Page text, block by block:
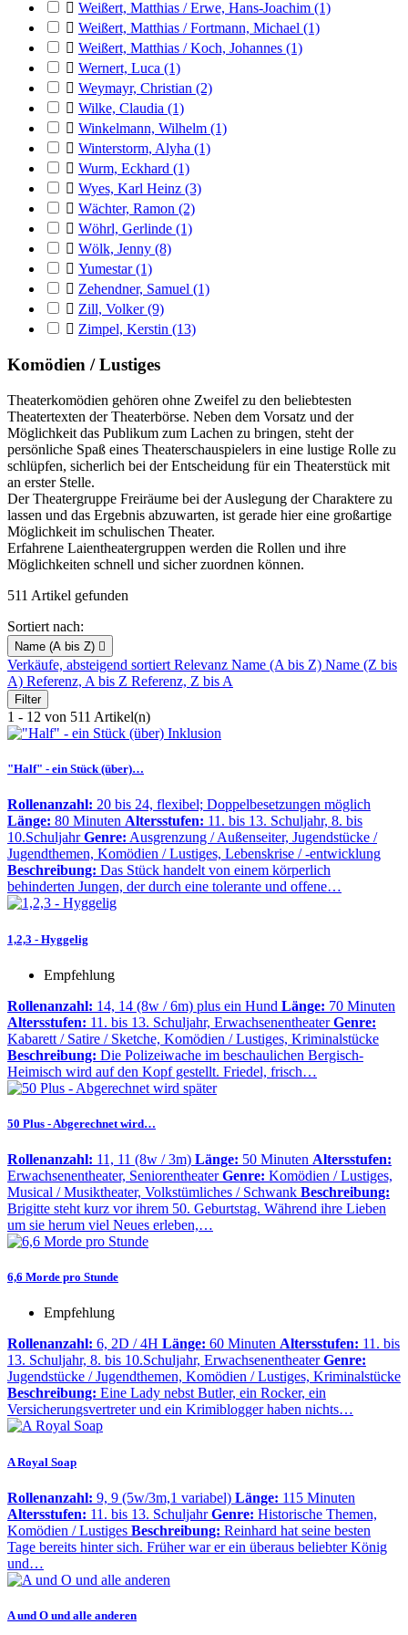
 Weißert, Matthias / Erwe, Hans-Joachim (1)
 Weißert, Matthias / Fortmann, Michael (1)
 Weißert, Matthias / Koch, Johannes (1)
 Wernert, Luca (1)
 Weymayr, Christian (2)
 Wilke, Claudia (1)
 Winkelmann, Wilhelm (1)
 Winterstorm, Alyha (1)
 Wurm, Eckhard (1)
 Wyes, Karl Heinz (3)
 Wächter, Ramon (2)
 Wöhrl, Gerlinde (1)
 Wölk, Jenny (8)
 Yumestar(1)
 Zehendner, Samuel (1)
 Zill, Volker(9)
 Zimpel, Kerstin (13)
Komödien / Lustiges
Theaterkomödien gehören ohne Zweifel zu den beliebtesten
Theatertexten der Theaterbörse. Neben dem Vorsatz und der
Möglichkeit das Publikum zum Lachen zu bringen, steht der
persönliche Spaß eines Theaterschauspielers in eine lustige Rolle zu
schlüpfen, sicherlich bei der Entscheidung für ein Theaterstück mit
an erster Stelle.
Der Theatergruppe Freiräume bei der Auslegung der Charaktere zu
lassen und das Ergebnis abzuwarten, ist gerade hier eine großartige
Möglichkeit im schulischen Theater.
Erfahrene Laientheatergruppen werden die Rollen und ihre
Möglichkeiten schnell und sicher zuordnen können.
511 Artikel gefunden
Sortiert nach:
Name (A bis Z) 
Verkäufe, absteigend sortiert Relevanz Name (A bis Z) Name (Z bis
A) Referenz, A bis Z Referenz, Z bis A
Filter
1 - 12 von 511 Artikel(n)
"Half" - ein Stück (über)…
Rollenanzahl: 20 bis 24, flexibel; Doppelbesetzungen möglich
Länge: 80 Minuten Altersstufen: 11. bis 13. Schuljahr, 8. bis
10.Schuljahr Genre: Ausgrenzung / Außenseiter, Jugendstücke /
Jugendthemen, Komödien / Lustiges, Lebenskrise / -entwicklung
Beschreibung: Das Stück handelt von einem körperlich
behinderten Jungen, der durch eine tolerante und offene…
1,2,3 - Hyggelig
Empfehlung
Rollenanzahl: 14, 14 (8w / 6m) plus ein Hund Länge: 70 Minuten
Altersstufen: 11. bis 13. Schuljahr, Erwachsenentheater Genre:
Kabarett / Satire / Sketche, Komödien / Lustiges, Kriminalstücke
Beschreibung: Die Polizeiwache im beschaulichen Bergisch-
Heimisch wird auf den Kopf gestellt. Friedel, frisch…
50 Plus - Abgerechnet wird…
Rollenanzahl: 11, 11 (8w / 3m) Länge: 50 Minuten Altersstufen:
Erwachsenentheater, Seniorentheater Genre: Komödien / Lustiges,
Musical / Musiktheater, Volkstümliches / Schwank Beschreibung:
Brigitte steht kurz vor ihrem 50. Geburtstag. Während ihre Lieben
um sie herum viel Neues erleben,…
6,6 Morde pro Stunde
Empfehlung
Rollenanzahl: 6, 2D / 4H Länge: 60 Minuten Altersstufen: 11. bis
13. Schuljahr, 8. bis 10.Schuljahr, Erwachsenentheater Genre:
Jugendstücke / Jugendthemen, Komödien / Lustiges, Kriminalstücke
Beschreibung: Eine Lady nebst Butler, ein Rocker, ein
Versicherungsvertreter und ein Krimiblogger haben nichts…
A Royal Soap
Rollenanzahl: 9, 9 (5w/3m,1 variabel) Länge: 115 Minuten
Altersstufen: 11. bis 13. Schuljahr Genre: Historische Themen,
Komödien / Lustiges Beschreibung: Reinhard hat seine besten
Tage bereits hinter sich. Früher war er ein überaus beliebter König
und…
A und O und alle anderen